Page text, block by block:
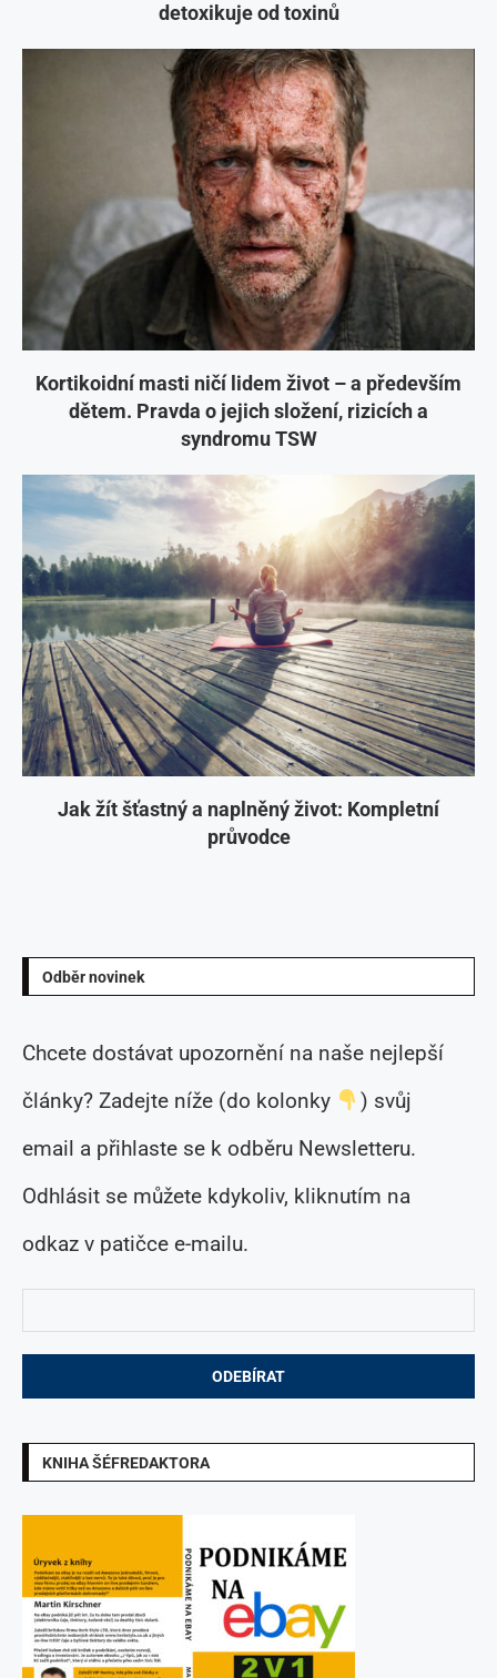
detoxikuje od toxinů
Kortikoidní masti ničí lidem život – a především
dětem. Pravda o jejich složení, rizicích a
syndromu TSW
Jak žít šťastný a naplněný život: Kompletní
průvodce
Odběr novinek
Chcete dostávat upozornění na naše nejlepší
články? Zadejte níže (do kolonky
) svůj
email a přihlaste se k odběru Newsletteru.
Odhlásit se můžete kdykoliv, kliknutím na
odkaz v patičce e-mailu.
KNIHA ŠÉFREDAKTORA